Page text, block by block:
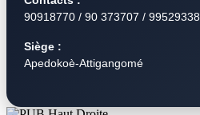
90918770 / 90 373707 / 99529338
Siège :
Apedokoè-Attigangomé